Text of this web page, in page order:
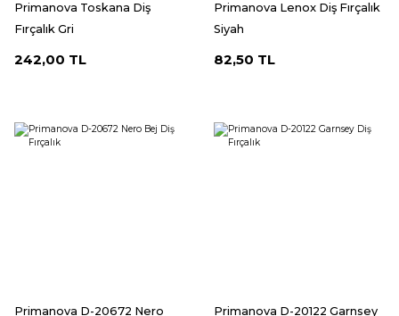
Primanova Toskana Diş
Fırçalık Gri
242,00 TL
Primanova Lenox Diş Fırçalık
Siyah
82,50 TL
Primanova D-20672 Nero Primanova D-20122 Garnsey